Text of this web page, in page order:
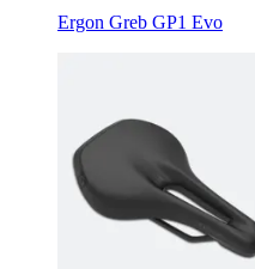
Ergon Greb GP1 Evo